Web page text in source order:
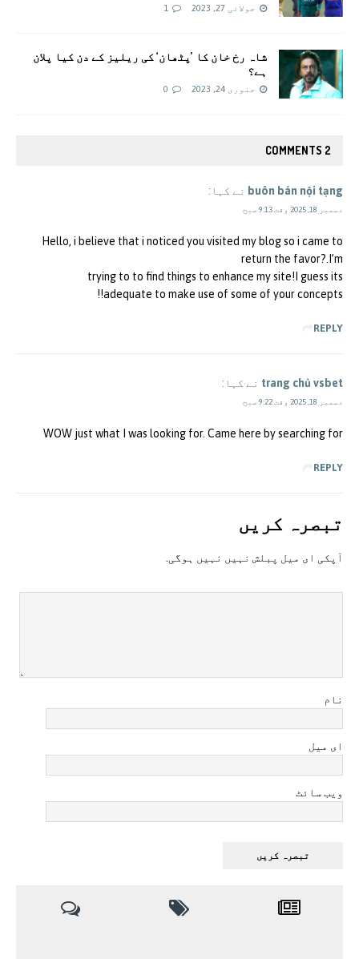
جولائی 27, 2023 1
شاہ رخ خان کا ’پٹھان‘ کی ریلیز کے دن کیا پلان
ہے؟
جنوری 24, 2023 0
2 COMMENTS
buôn bán nội tạng نے کہا:
دسمبر 18, 2025 وقت 9:13 صبح
Hello, i believe that i noticed you visited my blog so i came to
return the favor?.I’m
trying to to find things to enhance my site!I guess its
adequate to make use of some of your concepts!!
REPLY
trang chủ vsbet نے کہا:
دسمبر 18, 2025 وقت 9:22 صبح
WOW just what I was looking for. Came here by searching for
REPLY
تبصرہ کريں
آپکی ای ميل پبلش نہيں نہيں ہوگی.
نام
ای میل
ویب سائٹ